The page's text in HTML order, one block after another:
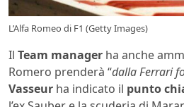
L’Alfa Romeo di F1 (Getty Images)
Il Team manager ha anche
Romero prenderà “dalla Ferrari
Vasseur ha indicato il punto